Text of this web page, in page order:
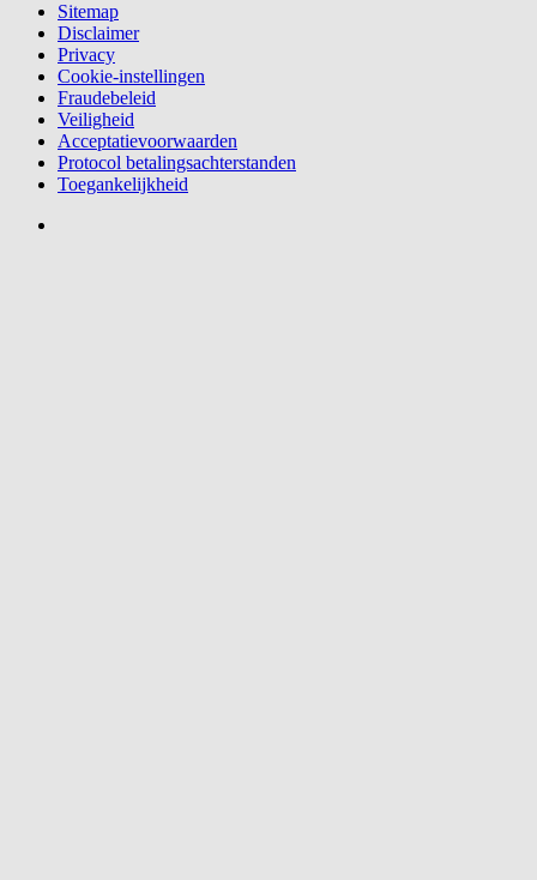
Sitemap
Disclaimer
Privacy
Cookie-instellingen
Fraudebeleid
Veiligheid
Acceptatievoorwaarden
Protocol betalingsachterstanden
Toegankelijkheid